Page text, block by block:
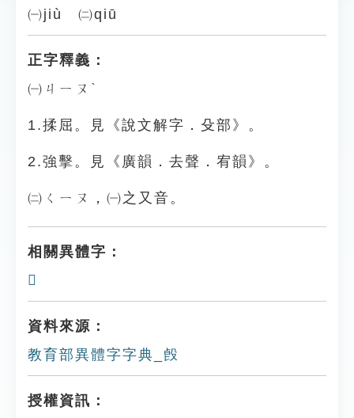
㈠jiù ㈡qiū
正字釋義：
㈠ㄐㄧㄡˋ
1.揉屈。見《說文解字．殳部》。
2.強擊。見《廣韻．去聲．宥韻》。
㈡ㄑㄧㄡ，㈠之又音。
相關異體字：
𣪙
資料來源：
教育部異體字字典_㲃
授權資訊：